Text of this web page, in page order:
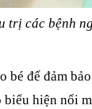
trị các bệnh
để đảm
hiện nổi